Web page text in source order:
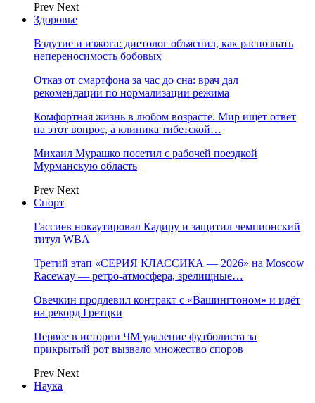
Prev Next
Здоровье
Вздутие и изжога: диетолог объяснил, как распознать
непереносимость бобовых
Отказ от смартфона за час до сна: врач дал
рекомендации по нормализации режима
Комфортная жизнь в любом возрасте. Мир ищет ответ
на этот вопрос, а клиника тибетской…
Михаил Мурашко посетил с рабочей поездкой
Мурманскую область
Prev Next
Спорт
Гассиев нокаутировал Кадиру и защитил чемпионский
титул WBA
Третий этап «СЕРИЯ КЛАССИКА — 2026» на Moscow
Raceway — ретро‑атмосфера, зрелищные…
Овечкин продлевил контракт с «Вашингтоном» и идёт
на рекорд Гретцки
Первое в истории ЧМ удаление футболиста за
прикрытый рот вызвало множество споров
Prev Next
Наука